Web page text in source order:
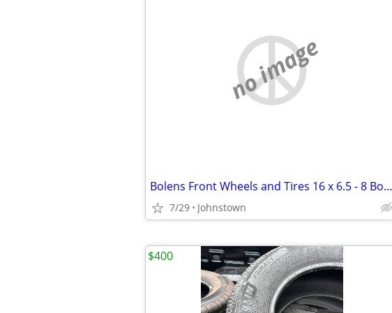
no image
Bolens Front Wheels and Tires 16 x 6.5 - 8 Bolens
7/29 Johnstown
$400